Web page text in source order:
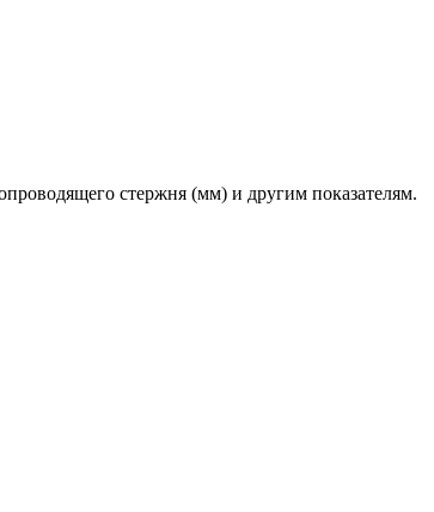
стержня (мм) и другим показателям.